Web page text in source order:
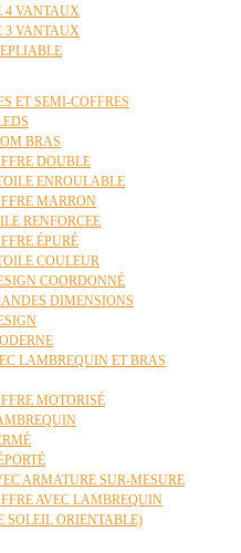
4 VANTAUX
3 VANTAUX
ET SEMI-COFFRES
BRAS
DOUBLE
ENROULABLE
MARRON
RENFORCEE
ÉPURÉ
COULEUR
COORDONNÉ
DIMENSIONS
LAMBREQUIN ET BRAS
MOTORISÉ
ARMATURE SUR-MESURE
AVEC LAMBREQUIN
SOLEIL ORIENTABLE)